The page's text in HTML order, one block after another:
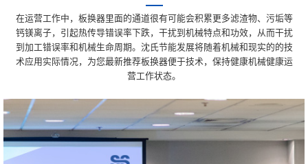
在运营工作中，板换器里面的通道很有可能会积累更多滤渣物、污垢等
钙镁离子，引起热传导错误率下跌，干扰到机械特点和功效，从而干扰
到加工错误率和机械生命周期。沈氏节能发展将随着机械和现实的的技
术应用实际情况，为您最新推荐板换器便于技术，保持健康机械健康运
营工作状态。